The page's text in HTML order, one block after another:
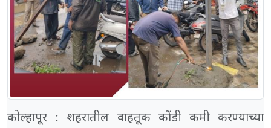
कोल्हापूर : शहरातील वाहतूक कोंडी कमी करण्याच्या